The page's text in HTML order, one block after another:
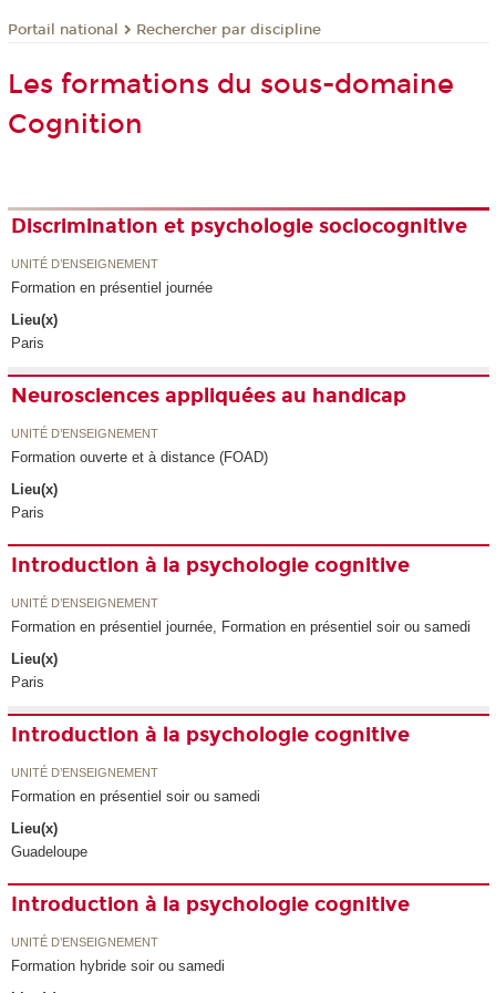
Portail national Rechercher par discipline
Les formations du sous-domaine
Cognition
Discrimination et psychologie sociocognitive
UNITÉ D’ENSEIGNEMENT
Formation en présentiel journée
Lieu(x)
Paris
Neurosciences appliquées au handicap
UNITÉ D’ENSEIGNEMENT
Formation ouverte et à distance (FOAD)
Lieu(x)
Paris
Introduction à la psychologie cognitive
UNITÉ D’ENSEIGNEMENT
Formation en présentiel journée, Formation en présentiel soir ou samedi
Lieu(x)
Paris
Introduction à la psychologie cognitive
UNITÉ D’ENSEIGNEMENT
Formation en présentiel soir ou samedi
Lieu(x)
Guadeloupe
Introduction à la psychologie cognitive
UNITÉ D’ENSEIGNEMENT
Formation hybride soir ou samedi